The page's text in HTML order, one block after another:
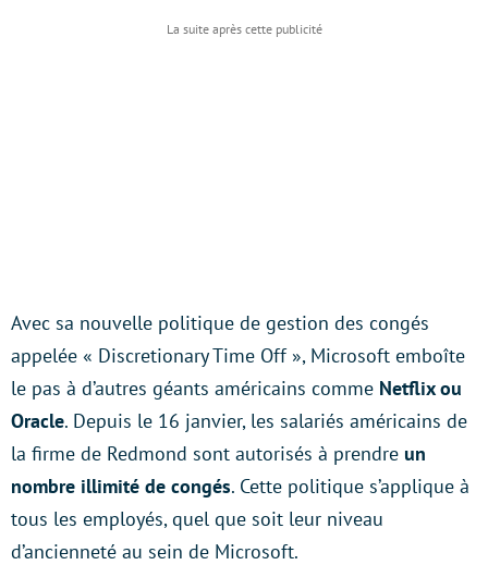
Avec sa nouvelle politique de gestion des congés
appelée « Discretionary Time Off », Microsoft emboîte
le pas à d’autres géants américains comme Netflix ou
Oracle. Depuis le 16 janvier, les salariés américains de
la firme de Redmond sont autorisés à prendre un
nombre illimité de congés. Cette politique s’applique à
tous les employés, quel que soit leur niveau
d’ancienneté au sein de Microsoft.